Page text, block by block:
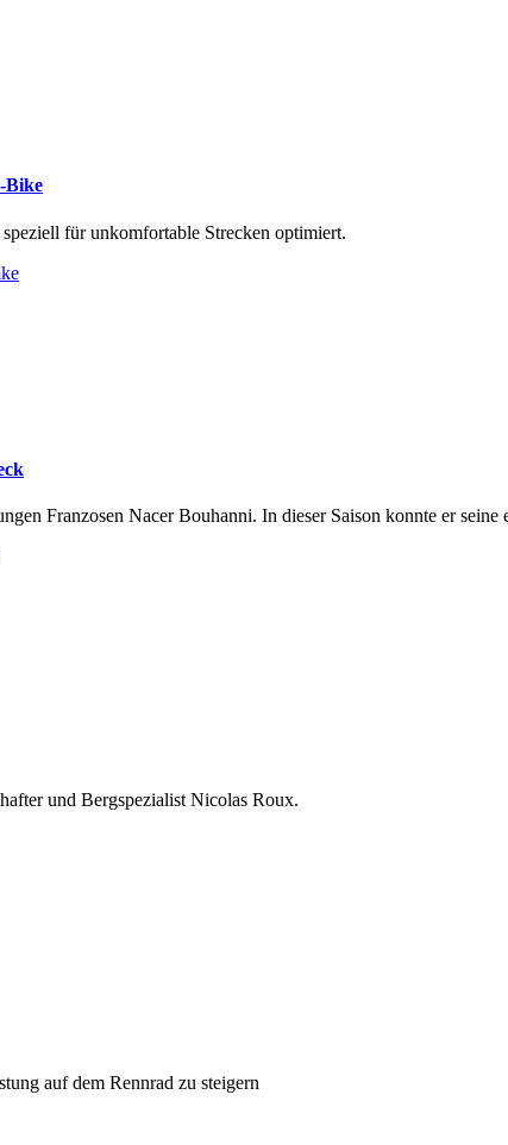
Bike
für unkomfortable Strecken optimiert.
Franzosen Nacer Bouhanni. In dieser Saison konnte er
und Bergspezialist Nicolas Roux.
auf dem Rennrad zu steigern